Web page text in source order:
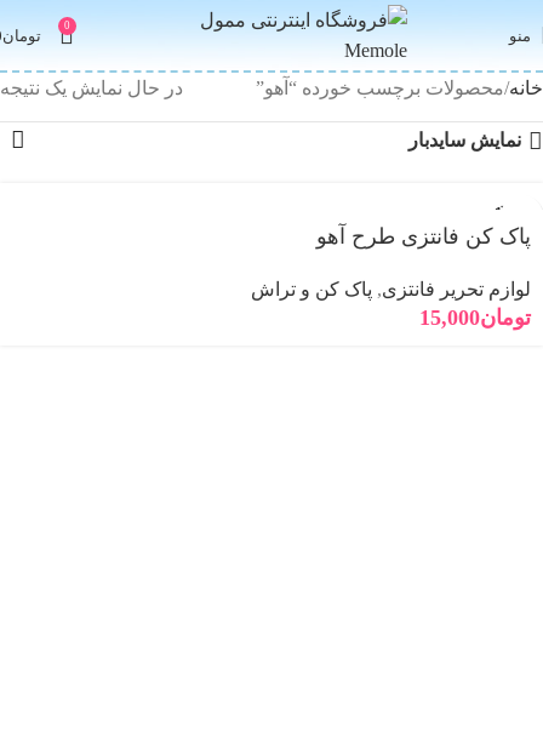
منو
0
تومان
خانه محصولات برچسب خورده “آهو” در حال نمایش یک نتیجه
نمایش سایدبار
فروخته
پاک کن فانتزی طرح آهو
لوازم تحریر فانتزی, پاک کن و تراش
تومان15,000